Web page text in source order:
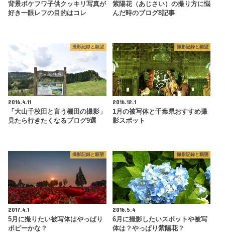
背景ボケフワ子供クッキリ写真が
好き一眼レフの目的はコレ
紫陽花（あじさい）の撮り方に悩
んだ時のブログ8記事
撮影記録と願望
2016.4.11
「大山千枚田と言う棚田の撮影」
見たら行きたくなるブログ9選
撮影記録と願望
2016.12.1
1月の被写体と千葉県おすすめ撮
影スポット
撮影記録と願望
2017.4.1
5月に撮りたい被写体はやっぱり
ポピーかな？
撮影記録と願望
2016.5.4
6月に撮影したいスポットや被写
体は？やっぱり紫陽花？